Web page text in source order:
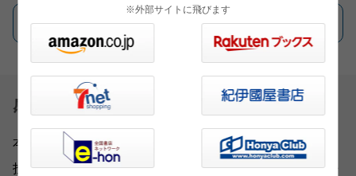
一覧を見る
感想を送る
本書をお読みになったご意見・ご感想をお寄せください。
投稿されたお客様の声は、弊社ウェブサイト、また新聞・
※外部サイトに飛びます